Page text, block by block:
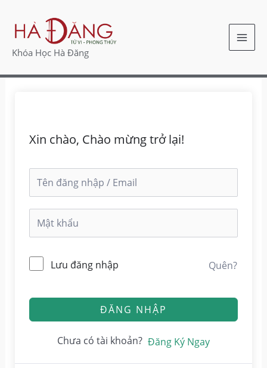
dung
Khóa Học Hà Đăng
Xin chào, Chào mừng trở lại!
Lưu đăng nhập Quên?
ĐĂNG NHẬP
Chưa có tài khoản? Đăng Ký Ngay